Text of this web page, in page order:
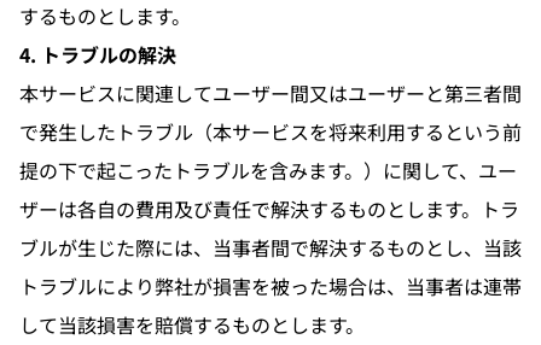
するものとします。
4. トラブルの解決
本サービスに関連してユーザー間又はユーザーと第三者間
で発生したトラブル（本サービスを将来利用するという前
提の下で起こったトラブルを含みます。）に関して、ユー
ザーは各自の費用及び責任で解決するものとします。トラ
ブルが生じた際には、当事者間で解決するものとし、当該
トラブルにより弊社が損害を被った場合は、当事者は連帯
して当該損害を賠償するものとします。